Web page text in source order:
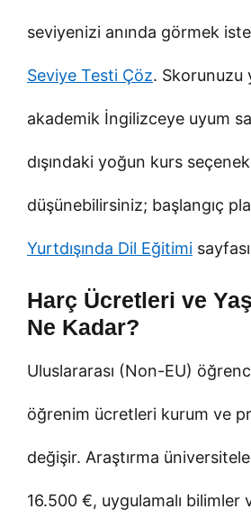
seviyenizi anında görmek
Seviye Testi Çöz. Skorunuzu
akademik İngilizceye uyum
dışındaki yoğun kurs
düşünebilirsiniz; başlangıç
Yurtdışında Dil Eğitimi
Harç Ücretleri ve
Ne Kadar?
Uluslararası (Non-EU)
öğrenim ücretleri kurum ve
değişir. Araştırma
16.500 €, uygulamalı bilimler